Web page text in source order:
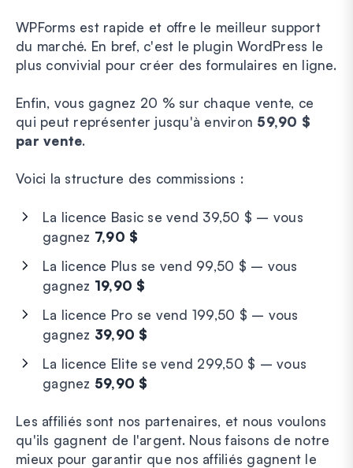
WPForms est rapide et offre le meilleur support
du marché. En bref, c'est le plugin WordPress le
plus convivial pour créer des formulaires en ligne.
Enfin, vous gagnez 20 % sur chaque vente, ce
qui peut représenter jusqu'à environ 59,90 $
par vente.
Voici la structure des commissions :
La licence Basic se vend 39,50 $ – vous
gagnez 7,90 $
La licence Plus se vend 99,50 $ – vous
gagnez 19,90 $
La licence Pro se vend 199,50 $ – vous
gagnez 39,90 $
La licence Elite se vend 299,50 $ – vous
gagnez 59,90 $
Les affiliés sont nos partenaires, et nous voulons
qu'ils gagnent de l'argent. Nous faisons de notre
mieux pour garantir que nos affiliés gagnent le